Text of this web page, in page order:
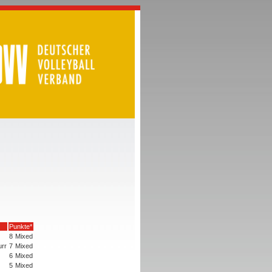
Punkte*
8 Mixed
7 Mixed
6 Mixed
5 Mixed